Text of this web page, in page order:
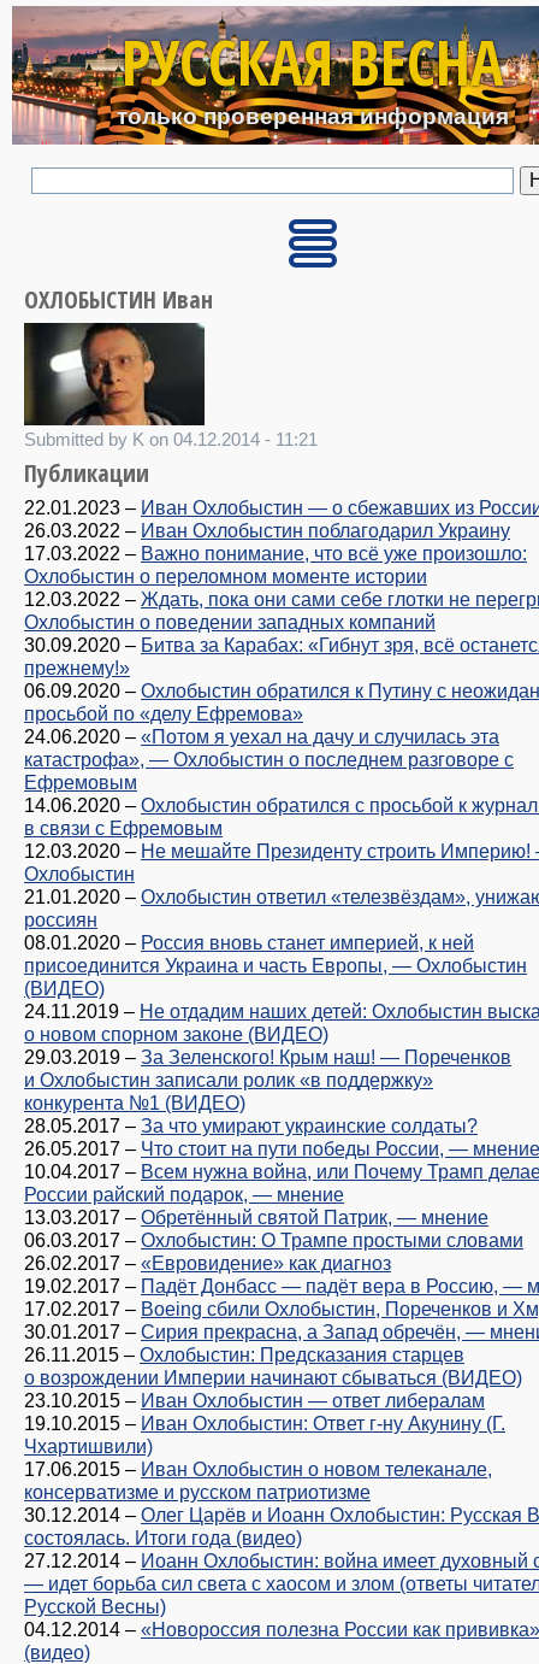
Перейти к основному
РУССКАЯ ВЕСНА
только проверенная информация
ОХЛОБЫСТИН Иван
Submitted by K on 04.12.2014 - 11:21
Публикации
22.01.2023 – Иван Охлобыстин — о сбежавших из
26.03.2022 – Иван Охлобыстин поблагодарил Украину
17.03.2022 – Важно понимание, что всё уже произошло:
Охлобыстин о переломном моменте истории
12.03.2022 – Ждать, пока они сами себе глотки не
Охлобыстин о поведении западных компаний
30.09.2020 – Битва за Карабах: «Гибнут зря, всё
прежнему!»
06.09.2020 – Охлобыстин обратился к Путину с
просьбой по «делу Ефремова»
24.06.2020 – «Потом я уехал на дачу и случилась эта
катастрофа», — Охлобыстин о последнем разговоре с
Ефремовым
14.06.2020 – Охлобыстин обратился с просьбой к
в связи с Ефремовым
12.03.2020 – Не мешайте Президенту строить
Охлобыстин
21.01.2020 – Охлобыстин ответил «телезвёздам»,
россиян
08.01.2020 – Россия вновь станет империей, к ней
присоединится Украина и часть Европы, — Охлобыстин
(ВИДЕО)
24.11.2019 – Не отдадим наших детей: Охлобыстин
о новом спорном законе (ВИДЕО)
29.03.2019 – За Зеленского! Крым наш! — Пореченков
и Охлобыстин записали ролик «в поддержку»
конкурента №1 (ВИДЕО)
28.05.2017 – За что умирают украинские солдаты?
26.05.2017 – Что стоит на пути победы России, — мнение
10.04.2017 – Всем нужна война, или Почему Трамп
России райский подарок, — мнение
13.03.2017 – Обретённый святой Патрик, — мнение
06.03.2017 – Охлобыстин: О Трампе простыми словами
26.02.2017 – «Евровидение» как диагноз
19.02.2017 – Падёт Донбасс — падёт вера в Россию, —
17.02.2017 – Boeing сбили Охлобыстин, Пореченков и
30.01.2017 – Сирия прекрасна, а Запад обречён, —
26.11.2015 – Охлобыстин: Предсказания старцев
о возрождении Империи начинают сбываться (ВИДЕО)
23.10.2015 – Иван Охлобыстин — ответ либералам
19.10.2015 – Иван Охлобыстин: Ответ г-ну Акунину (Г.
Чхартишвили)
17.06.2015 – Иван Охлобыстин о новом телеканале,
консерватизме и русском патриотизме
30.12.2014 – Олег Царёв и Иоанн Охлобыстин: Русская
состоялась. Итоги года (видео)
27.12.2014 – Иоанн Охлобыстин: война имеет духовный
— идет борьба сил света с хаосом и злом (ответы
Русской Весны)
04.12.2014 – «Новороссия полезна России как прививка»
(видео)